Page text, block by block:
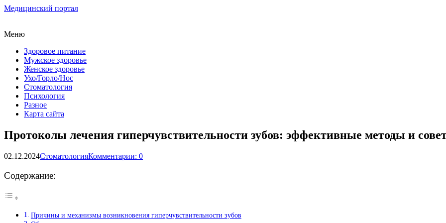
Медицинский портал
Меню
Здоровое питание
Мужское здоровье
Женское здоровье
Ухо/Горло/Нос
Стоматология
Психология
Разное
Карта сайта
Протоколы лечения гиперчувствительности зубов: эффективные методы и
02.12.2024СтоматологияКомментарии: 0
Содержание:
Причины и механизмы возникновения гиперчувствительности зубов